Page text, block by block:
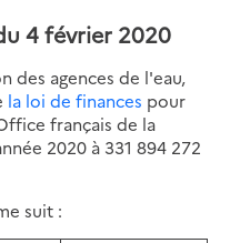
4 février 2020
des agences de l'eau,
la loi de finances pour
français de la
2020 à 331 894 272
suit :